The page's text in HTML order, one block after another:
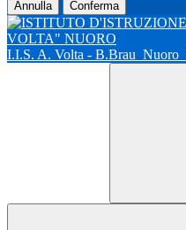
Annulla Conferma
I.I.S. A. Volta - B.Brau Nuoro